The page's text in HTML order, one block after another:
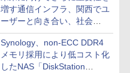
増す通信インフラ、関西でユ
ーザーと向き合い、社会
の“あたらしい”を起動し続け
る～オプテージ
Synology、non-ECC DDR4
メモリ採用により低コスト化
したNAS「DiskStation